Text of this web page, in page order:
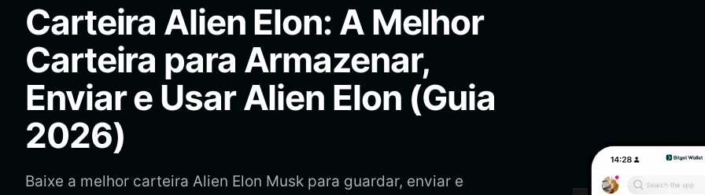
Bahasa Indonesia
ภาษาไทย
Español
Português (Brasil)
Español (Argentina)
Carteira Alien Elon: A Melhor
Carteira para Armazenar,
Enviar e Usar Alien Elon (Guia
2026)
Baixe a melhor carteira Alien Elon Musk para guardar, enviar e